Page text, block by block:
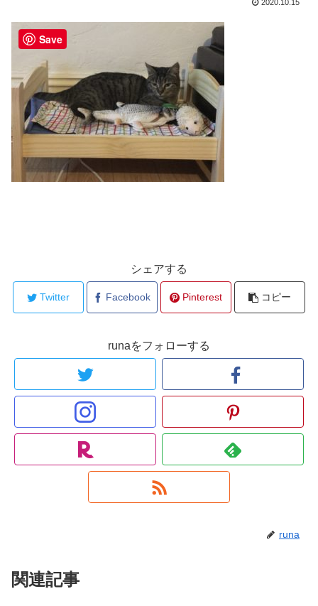
2020.10.15
シェアする
Twitter Facebook Pinterest コピー
runaをフォローする
runa
関連記事
Save